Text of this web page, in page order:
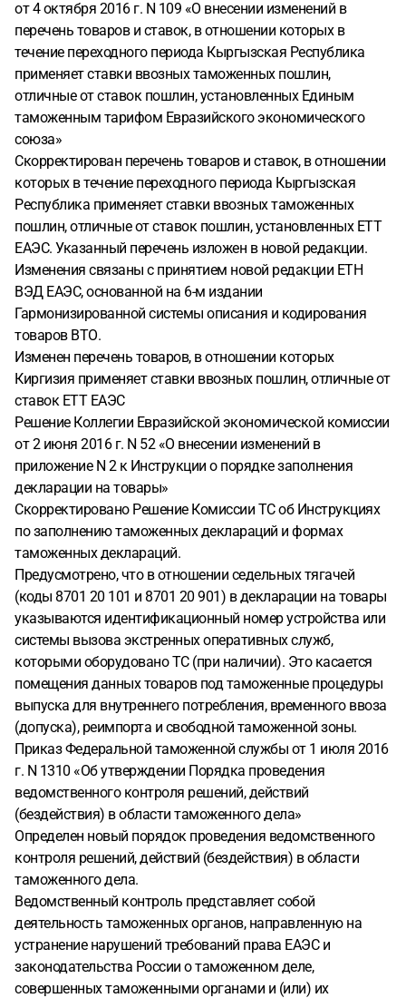
от 4 октября 2016 г. N 109 «О внесении изменений в
перечень товаров и ставок, в отношении которых в
течение переходного периода Кыргызская Республика
применяет ставки ввозных таможенных пошлин,
отличные от ставок пошлин, установленных Единым
таможенным тарифом Евразийского экономического
союза»
Скорректирован перечень товаров и ставок, в отношении
которых в течение переходного периода Кыргызская
Республика применяет ставки ввозных таможенных
пошлин, отличные от ставок пошлин, установленных ЕТТ
ЕАЭС. Указанный перечень изложен в новой редакции.
Изменения связаны с принятием новой редакции ЕТН
ВЭД ЕАЭС, основанной на 6-м издании
Гармонизированной системы описания и кодирования
товаров ВТО.
Изменен перечень товаров, в отношении которых
Киргизия применяет ставки ввозных пошлин, отличные от
ставок ЕТТ ЕАЭС
Решение Коллегии Евразийской экономической комиссии
от 2 июня 2016 г. N 52 «О внесении изменений в
приложение N 2 к Инструкции о порядке заполнения
декларации на товары»
Скорректировано Решение Комиссии ТС об Инструкциях
по заполнению таможенных деклараций и формах
таможенных деклараций.
Предусмотрено, что в отношении седельных тягачей
(коды 8701 20 101 и 8701 20 901) в декларации на товары
указываются идентификационный номер устройства или
системы вызова экстренных оперативных служб,
которыми оборудовано ТС (при наличии). Это касается
помещения данных товаров под таможенные процедуры
выпуска для внутреннего потребления, временного ввоза
(допуска), реимпорта и свободной таможенной зоны.
Приказ Федеральной таможенной службы от 1 июля 2016
г. N 1310 «Об утверждении Порядка проведения
ведомственного контроля решений, действий
(бездействия) в области таможенного дела»
Определен новый порядок проведения ведомственного
контроля решений, действий (бездействия) в области
таможенного дела.
Ведомственный контроль представляет собой
деятельность таможенных органов, направленную на
устранение нарушений требований права ЕАЭС и
законодательства России о таможенном деле,
совершенных таможенными органами и (или) их